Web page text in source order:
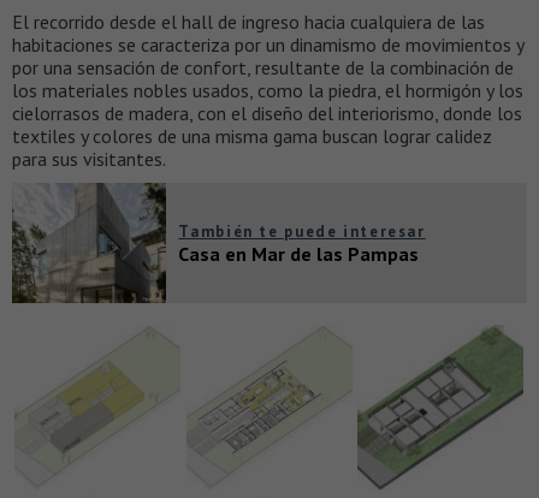
El recorrido desde el hall de ingreso hacia cualquiera de las
habitaciones se caracteriza por un dinamismo de movimientos y
por una sensación de confort, resultante de la combinación de
los materiales nobles usados, como la piedra, el hormigón y los
cielorrasos de madera, con el diseño del interiorismo, donde los
textiles y colores de una misma gama buscan lograr calidez
para sus visitantes.
También te puede interesar
Casa en Mar de las Pampas